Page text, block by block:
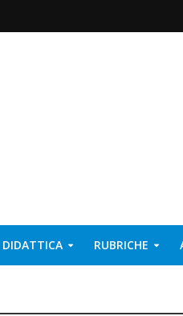
DIDATTICA RUBRICHE